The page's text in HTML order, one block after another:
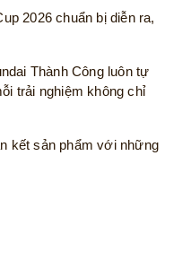
2026 chuẩn bị diễn ra,
Thành Công luôn tự
trải nghiệm không chỉ
kết sản phẩm với những